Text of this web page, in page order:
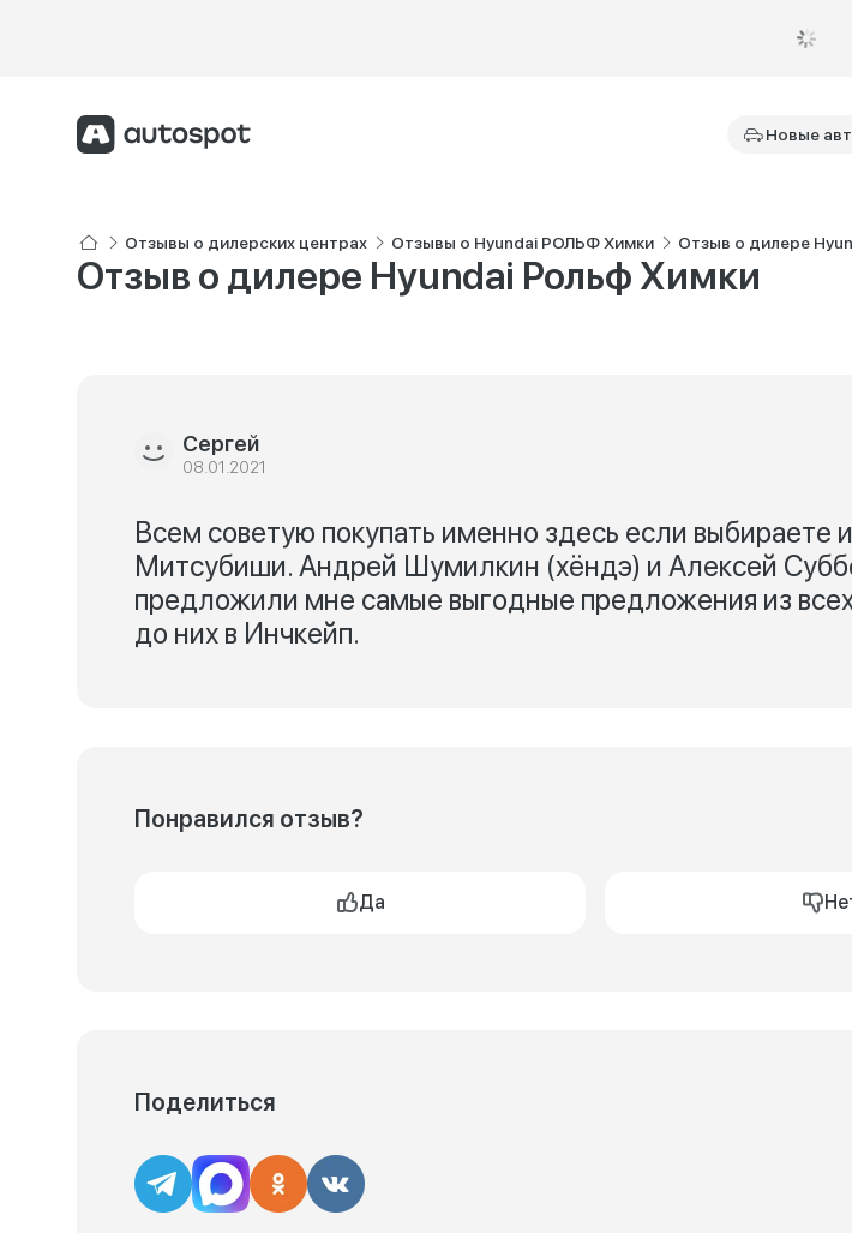
Новые
Отзывы о дилерских центрах Отзывы о Hyundai РОЛЬФ Химки Отзыв о дилере
Отзыв о дилере Hyundai Рольф Химки
Сергей
08.01.2021
Всем советую покупать именно здесь если выбираете
Митсубиши. Андрей Шумилкин (хёндэ) и Алексей
предложили мне самые выгодные предложения из
до них в Инчкейп.
Понравился отзыв?
Да
Поделиться